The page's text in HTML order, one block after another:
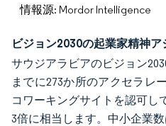
情報源: Mordor Intelligence
ビジョン2030の起業家精神
サウジアラビアのビジョン
までに273か所のアクセラレ
コワーキングサイトを認可し
3倍に相当します。中小企業